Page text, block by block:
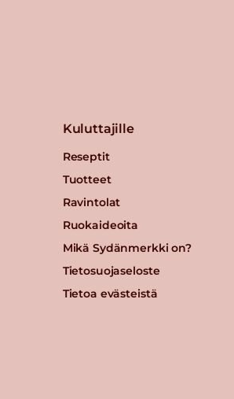
Kuluttajille
Reseptit
Tuotteet
Ravintolat
Ruokaideoita
Mikä Sydänmerkki on?
Tietosuojaseloste
Tietoa evästeistä